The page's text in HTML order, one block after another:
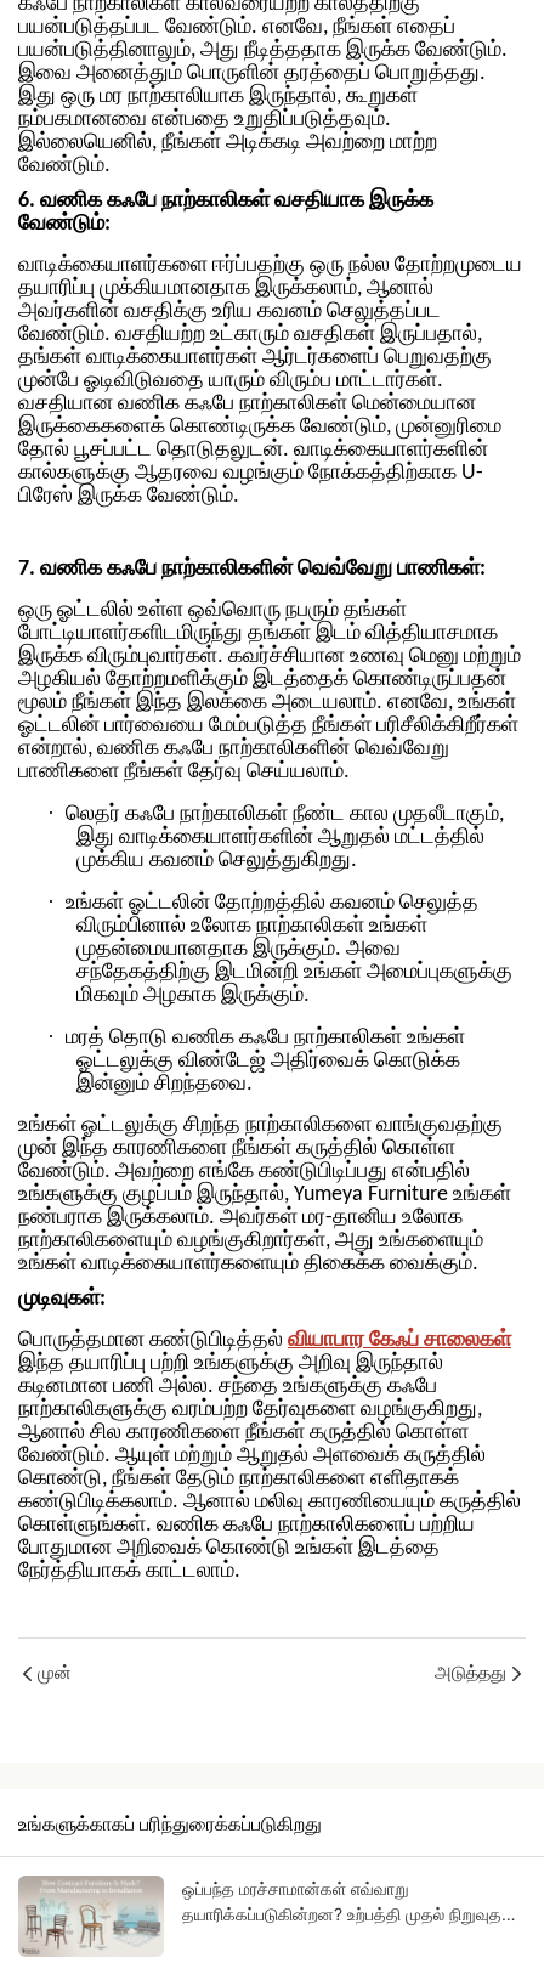
பயன்படுத்தப்பட வேண்டும். எனவே, நீங்கள் எதைப்
பயன்படுத்தினாலும், அது நீடித்ததாக இருக்க வேண்டும்.
இவை அனைத்தும் பொருளின் தரத்தைப் பொறுத்தது.
இது ஒரு மர நாற்காலியாக இருந்தால், கூறுகள்
நம்பகமானவை என்பதை உறுதிப்படுத்தவும்.
இல்லையெனில், நீங்கள் அடிக்கடி அவற்றை மாற்ற
வேண்டும்.
6. வணிக கஃபே நாற்காலிகள் வசதியாக இருக்க
வேண்டும்:
வாடிக்கையாளர்களை ஈர்ப்பதற்கு ஒரு நல்ல தோற்றமுடைய
தயாரிப்பு முக்கியமானதாக இருக்கலாம், ஆனால்
அவர்களின் வசதிக்கு உரிய கவனம் செலுத்தப்பட
வேண்டும். வசதியற்ற உட்காரும் வசதிகள் இருப்பதால்,
தங்கள் வாடிக்கையாளர்கள் ஆர்டர்களைப் பெறுவதற்கு
முன்பே ஓடிவிடுவதை யாரும் விரும்ப மாட்டார்கள்.
வசதியான வணிக கஃபே நாற்காலிகள் மென்மையான
இருக்கைகளைக் கொண்டிருக்க வேண்டும், முன்னுரிமை
தோல் பூசப்பட்ட தொடுதலுடன். வாடிக்கையாளர்களின்
கால்களுக்கு ஆதரவை வழங்கும் நோக்கத்திற்காக U-
பிரேஸ் இருக்க வேண்டும்.
7. வணிக கஃபே நாற்காலிகளின் வெவ்வேறு பாணிகள்:
ஒரு ஓட்டலில் உள்ள ஒவ்வொரு நபரும் தங்கள்
போட்டியாளர்களிடமிருந்து தங்கள் இடம் வித்தியாசமாக
இருக்க விரும்புவார்கள். கவர்ச்சியான உணவு மெனு மற்றும்
அழகியல் தோற்றமளிக்கும் இடத்தைக் கொண்டிருப்பதன்
மூலம் நீங்கள் இந்த இலக்கை அடையலாம். எனவே, உங்கள்
ஓட்டலின் பார்வையை மேம்படுத்த நீங்கள் பரிசீலிக்கிறீர்கள்
என்றால், வணிக கஃபே நாற்காலிகளின் வெவ்வேறு
பாணிகளை நீங்கள் தேர்வு செய்யலாம்.
· லெதர் கஃபே நாற்காலிகள் நீண்ட கால முதலீடாகும்,
இது வாடிக்கையாளர்களின் ஆறுதல் மட்டத்தில்
முக்கிய கவனம் செலுத்துகிறது.
· உங்கள் ஓட்டலின் தோற்றத்தில் கவனம் செலுத்த
விரும்பினால் உலோக நாற்காலிகள் உங்கள்
முதன்மையானதாக இருக்கும். அவை
சந்தேகத்திற்கு இடமின்றி உங்கள் அமைப்புகளுக்கு
மிகவும் அழகாக இருக்கும்.
· மரத் தொடு வணிக கஃபே நாற்காலிகள் உங்கள்
ஓட்டலுக்கு விண்டேஜ் அதிர்வைக் கொடுக்க
இன்னும் சிறந்தவை.
உங்கள் ஓட்டலுக்கு சிறந்த நாற்காலிகளை வாங்குவதற்கு
முன் இந்த காரணிகளை நீங்கள் கருத்தில் கொள்ள
வேண்டும். அவற்றை எங்கே கண்டுபிடிப்பது என்பதில்
உங்களுக்கு குழப்பம் இருந்தால், Yumeya Furniture உங்கள்
நண்பராக இருக்கலாம். அவர்கள் மர-தானிய உலோக
நாற்காலிகளையும் வழங்குகிறார்கள், அது உங்களையும்
உங்கள் வாடிக்கையாளர்களையும் திகைக்க வைக்கும்.
முடிவுகள்:
பொருத்தமான கண்டுபிடித்தல் வியாபார கேஃப் சாலைகள்
இந்த தயாரிப்பு பற்றி உங்களுக்கு அறிவு இருந்தால்
கடினமான பணி அல்ல. சந்தை உங்களுக்கு கஃபே
நாற்காலிகளுக்கு வரம்பற்ற தேர்வுகளை வழங்குகிறது,
ஆனால் சில காரணிகளை நீங்கள் கருத்தில் கொள்ள
வேண்டும். ஆயுள் மற்றும் ஆறுதல் அளவைக் கருத்தில்
கொண்டு, நீங்கள் தேடும் நாற்காலிகளை எளிதாகக்
கண்டுபிடிக்கலாம். ஆனால் மலிவு காரணியையும் கருத்தில்
கொள்ளுங்கள். வணிக கஃபே நாற்காலிகளைப் பற்றிய
போதுமான அறிவைக் கொண்டு உங்கள் இடத்தை
நேர்த்தியாகக் காட்டலாம்.
முன் அடுத்தது
உங்களுக்காகப் பரிந்துரைக்கப்படுகிறது
ஒப்பந்த மரச்சாமான்கள் எவ்வாறு
தயாரிக்கப்படுகின்றன? உற்பத்தி முதல் நிறுவுதல்